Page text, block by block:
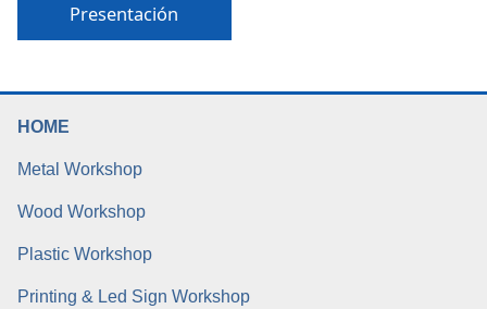
Presentación
HOME
Metal Workshop
Wood Workshop
Plastic Workshop
Printing & Led Sign Workshop